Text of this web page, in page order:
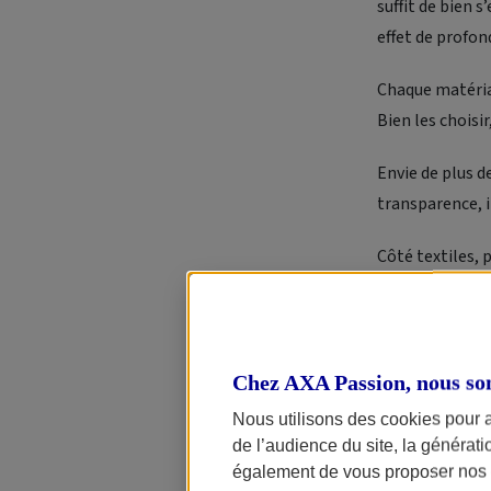
Chez AXA Passion, nous
Nous utilisons des cookies pour
de l’audience du site, la
également de vous proposer
suffit de bien
effet de
Chaque
Bien les
Envie de plus
transparence,
Côté textiles,
Pour le sol,
teinte
À l’inverse,
Les tissus
réduisent le